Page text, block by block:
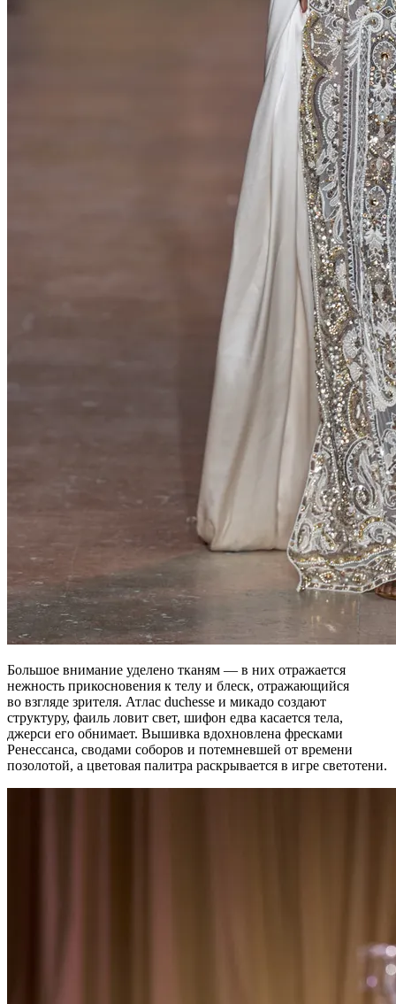
Большое внимание уделено тканям — в них отражается
нежность прикосновения к телу и блеск, отражающийся
во взгляде зрителя. Атлас duchesse и микaдо создают
структуру, фаиль ловит свет, шифон едва касается тела,
джерси его обнимает. Вышивка вдохновлена фресками
Ренессанса, сводами соборов и потемневшей от времени
позолотой, а цветовая палитра раскрывается в игре светотени.